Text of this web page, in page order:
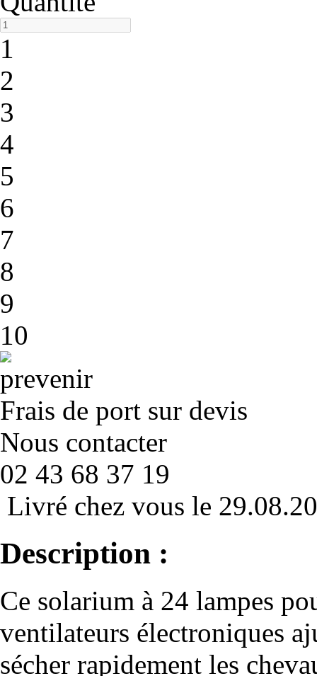
1
2
3
4
5
6
7
8
9
10
Frais de port sur devis
Nous contacter
02 43 68 37 19
Livré chez vous le
Description :
Ce solarium à 24 lampes
ventilateurs électroniques
sécher rapidement les